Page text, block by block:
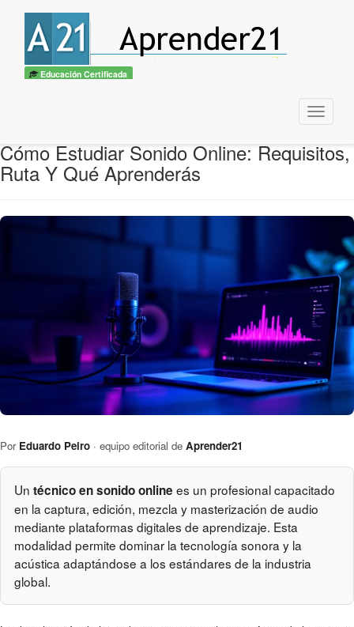
Educación Certificada
Menu
Cómo Estudiar Sonido Online: Requisitos,
Ruta Y Qué Aprenderás
Por Eduardo Peiro · equipo editorial de Aprender21
Un técnico en sonido online es un profesional capacitado
en la captura, edición, mezcla y masterización de audio
mediante plataformas digitales de aprendizaje. Esta
modalidad permite dominar la tecnología sonora y la
acústica adaptándose a los estándares de la industria
global.